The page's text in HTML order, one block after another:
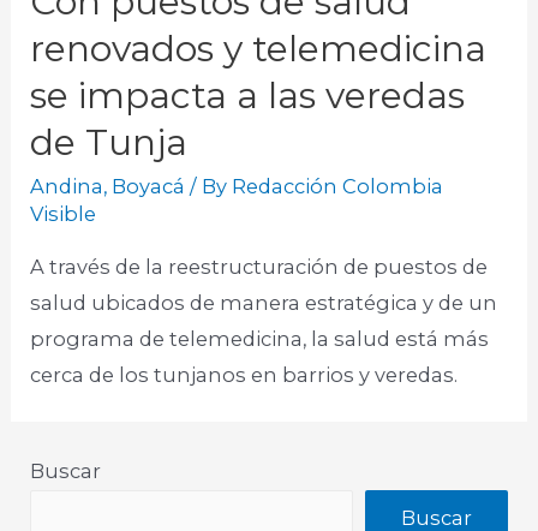
renovados y telemedicina
se impacta a las veredas
de Tunja
Andina, Boyacá / By Redacción Colombia
Visible
A través de la reestructuración de puestos de
salud ubicados de manera estratégica y de un
programa de telemedicina, la salud está más
cerca de los tunjanos en barrios y veredas.
Buscar
Buscar